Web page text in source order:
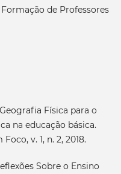
de Professores
Física para o
na educação básica.
v. 1, n. 2, 2018.
Sobre o Ensino